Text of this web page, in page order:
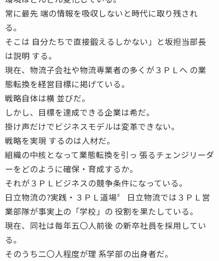
常に最先 端の情報を吸収しないと時代に取り残され
る。
そこは 自分たちで直接鍛えるしかない」と坂担当部長
は説明 する。
現在、物流子会社や物流専業者の多くが３ＰＬへ の業
態転換を経営目標に掲げている。
戦略自体は横 並びだ。
しかし、目標を達成できる企業は希だ。
掛け声だけでビジネスモデルは変革できない。
戦略を実現 するのは人材だ。
組織の中核となって業態転換を引っ 張るチェンジリーダ
ーをどのように確保・育成するか。
それが３ＰＬビジネスの競争条件になっている。
日立物流の?実践・３ＰＬ道場〞 日立物流では３ＰＬ営
業部隊が事実上の「学校」の 役割を果たしている。
現在、同社は毎年五〇人前後 の新卒社員を採用してい
る。
そのうち二〇人程度が理 系学部の出身者だ。